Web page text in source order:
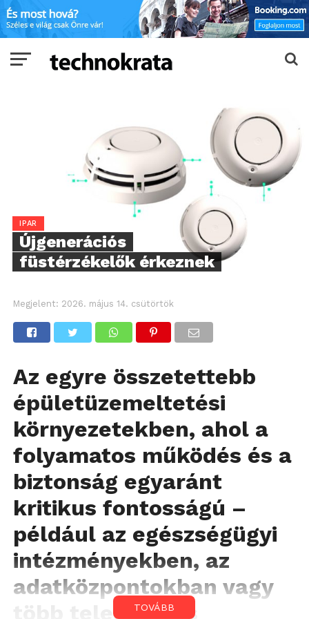
IPAR
Újgenerációs
füstérzékelők érkeznek
Megjelent: 2026. május 14. csütörtök
Az egyre összetettebb
épületüzemeltetési
környezetekben, ahol a
folyamatos működés és a
biztonság egyaránt
kritikus fontosságú –
például az egészségügyi
intézményekben, az
adatközpontokban vagy
több telephelyes
TOVÁBB